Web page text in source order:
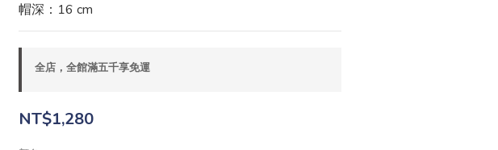
帽深：16 cm
全店，全館滿五千享免運
NT$1,280